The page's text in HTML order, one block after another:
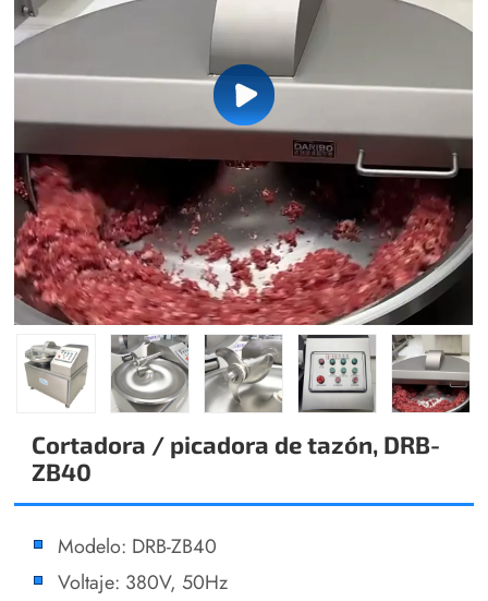
Cortadora / picadora de tazón, DRB-
ZB40
Modelo: DRB-ZB40
Voltaje: 380V, 50Hz